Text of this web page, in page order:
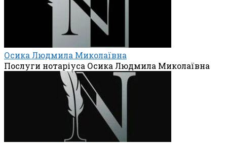
Осика Людмила Миколаївна
Послуги нотаріуса Осика Людмила Миколаївна